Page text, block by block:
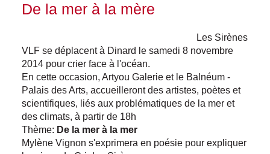
De la mer à la mère
Les Sirènes
VLF se déplacent à Dinard le samedi 8 novembre
2014 pour crier face à l'océan.
En cette occasion, Artyou Galerie et le Balnéum -
Palais des Arts, accueilleront des artistes, poètes et
scientifiques, liés aux problématiques de la mer et
des climats, à partir de 18h
Thème: De la mer à la mer
Mylène Vignon s'exprimera en poésie pour expliquer